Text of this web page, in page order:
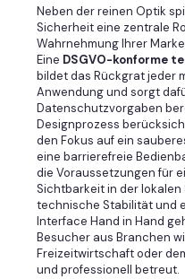
Neben der reinen Optik
Sicherheit eine zentrale
Wahrnehmung Ihrer
Eine DSGVO-konforme
bildet das Rückgrat jeder
Anwendung und sorgt
Datenschutzvorgaben
Designprozess
den Fokus auf ein
eine barrierefreie
die Voraussetzungen für
Sichtbarkeit in der lokalen
technische Stabilität und
Interface Hand in Hand
Besucher aus Branchen
Freizeitwirtschaft oder
und professionell betreut.